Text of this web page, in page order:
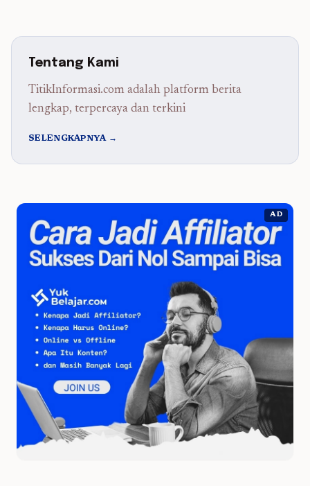
Tentang Kami
TitikInformasi.com adalah platform berita
lengkap, terpercaya dan terkini
SELENGKAPNYA →
AD